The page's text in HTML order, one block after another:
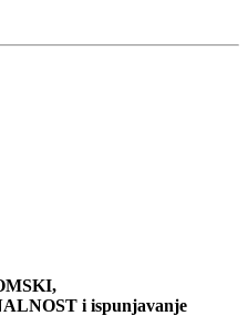
i ispunjavanje